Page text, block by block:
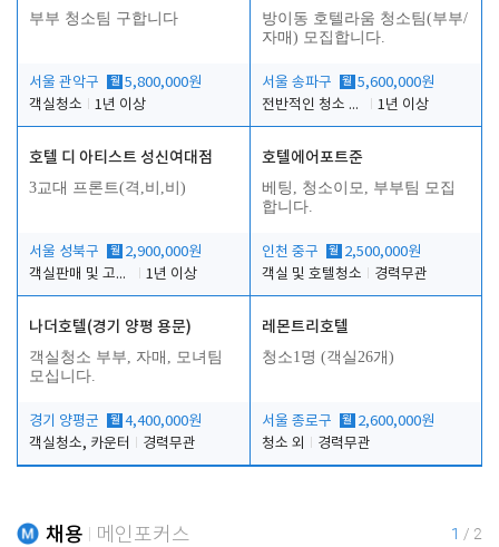
부부 청소팀 구합니다
서울 관악구 월 5,800,000원
객실청소
1년 이상
방이동 호텔라움 청소팀(부부/
자매) 모집합니다.
서울 송파구 월 5,600,000원
전반적인 청소 업무(객실청소.객실정리)
1년 이상
호텔 디 아티스트 성신여대점
3교대 프론트(격,비,비)
서울 성북구 월 2,900,000원
객실판매 및 고객응대
1년 이상
호텔에어포트준
베팅, 청소이모, 부부팀 모집
합니다.
인천 중구 월 2,500,000원
객실 및 호텔청소
경력무관
나더호텔(경기 양평 용문)
객실청소 부부, 자매, 모녀팀
모십니다.
경기 양평군 월 4,400,000원
객실청소, 카운터
경력무관
레몬트리호텔
청소1명 (객실26개)
서울 종로구 월 2,600,000원
청소 외
경력무관
채용 메인포커스 1 / 2